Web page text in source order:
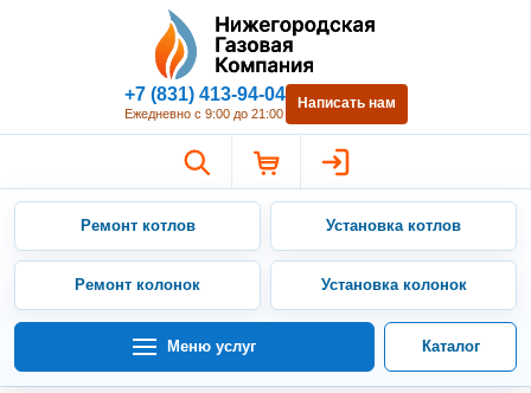
Нижегородская Газовая
+7 (831) 413-94-04
Ежедневно с 9:00 до 21:00
Написать нам
Ремонт котлов Установка котлов
Ремонт колонок Установка колонок
Меню услуг Каталог